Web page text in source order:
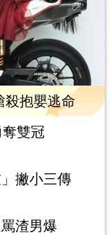
殺抱嬰逃命
雙冠
撇小三傳
渣男爆